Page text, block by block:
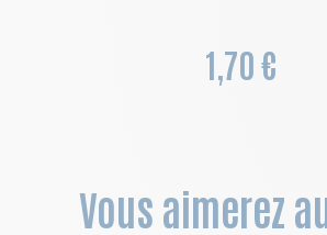
1,70 €
Vous aimerez